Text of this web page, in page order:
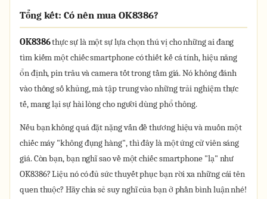
Tổng kết: Có nên mua OK8386?
OK8386thực sự là một sự lựa chọn thú vị cho những ai đang
tìm kiếm một chiếc smartphone có thiết kế cá tính, hiệu năng
ổn định, pin trâu và camera tốt trong tầm giá. Nó không đánh
vào thông số khủng, mà tập trung vào những trải nghiệm thực
tế, mang lại sự hài lòng cho người dùng phổ thông.
Nếu bạn không quá đặt nặng vấn đề thương hiệu và muốn một
chiếc máy "không đụng hàng", thì đây là một ứng cử viên sáng
giá. Còn bạn, bạn nghĩ sao về một chiếc smartphone "lạ" như
OK8386? Liệu nó có đủ sức thuyết phục bạn rời xa những cái tên
quen thuộc? Hãy chia sẻ suy nghĩ của bạn ở phần bình luận nhé!